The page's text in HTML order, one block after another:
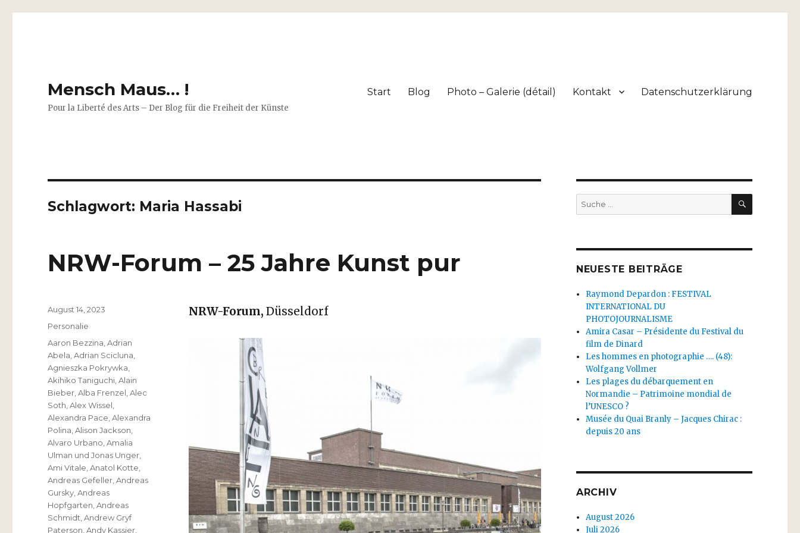
Mensch Maus… !
Pour la Liberté des Arts – Der Blog für die Freiheit der Künste
Start Blog Photo – Galerie (détail) Kontakt Datenschutzerklärung
Schlagwort: Maria Hassabi
NRW-Forum – 25 Jahre Kunst pur
NRW-Forum, Düsseldorf
Veröffentlicht
August 14, 2023
Kategorien
Personalie
Schlagwörter
Aaron Bezzina ,Adrian
Abela ,Adrian Scicluna
Agnieszka Pokrywka
Akihiko Taniguchi ,Alain
Bieber ,Alba Frenzel ,Alec
Soth ,Alex Wissel
Alexandra Pace ,Alexandra
Polina ,Alison Jackson
Alvaro Urbano ,Amalia
Ulman und Jonas Unger
Ami Vitale ,Anatol Kotte
Andreas Gefeller ,Andreas
Gursky ,Andreas
Hopfgarten ,Andreas
Schmidt ,Andrew Gryf
Paterson ,Andy Kassier
Suche
nach:
SUCHEN
NEUESTE BEITRÄGE
Raymond Depardon : FESTIVAL
INTERNATIONAL DU
PHOTOJOURNALISME
Amira Casar – Présidente du Festival du
film de Dinard
Les hommes en photographie …. (48):
Wolfgang Vollmer
Les plages du débarquement en
Normandie – Patrimoine mondial de
l’UNESCO ?
Musée du Quai Branly – Jacques Chirac :
depuis 20 ans
ARCHIV
August 2026
Juli 2026